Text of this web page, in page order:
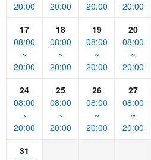
20:00
20:00
20:00
20:00
17
08:00
~
20:00
18
08:00
~
20:00
19
08:00
~
20:00
20
08:00
~
20:00
24
08:00
~
20:00
25
08:00
~
20:00
26
08:00
~
20:00
27
08:00
~
20:00
31